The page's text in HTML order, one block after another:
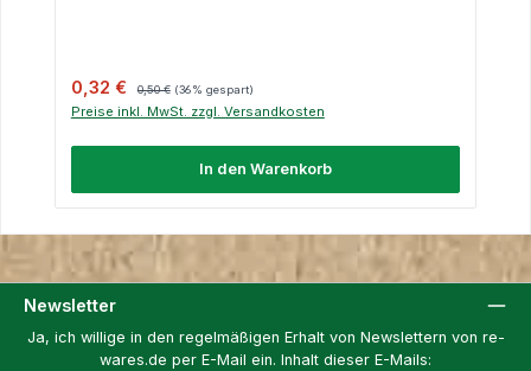
Verkaufspreis:
0,32 € 0,50 € (36% gespart)
Preise inkl. MwSt. zzgl. Versandkosten
In den Warenkorb
Newsletter
Ja, ich willige in den regelmäßigen Erhalt von Newslettern von re-
wares.de per E-Mail ein. Inhalt dieser E-Mails: